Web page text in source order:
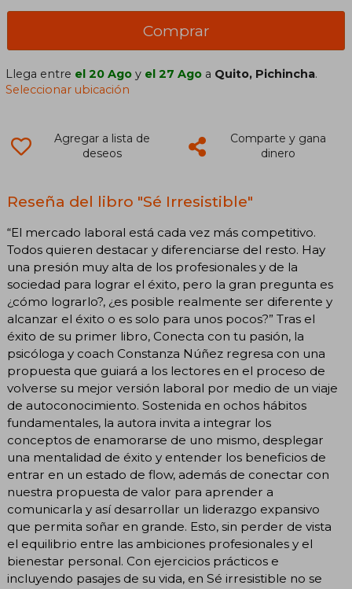
Comprar
Llega entre el 20 Ago y el 27 Ago a Quito, Pichincha.
Seleccionar ubicación
Agregar a lista de
deseos
Comparte y gana
dinero
Reseña del libro "Sé Irresistible"
“El mercado laboral está cada vez más competitivo.
Todos quieren destacar y diferenciarse del resto. Hay
una presión muy alta de los profesionales y de la
sociedad para lograr el éxito, pero la gran pregunta es
¿cómo lograrlo?, ¿es posible realmente ser diferente y
alcanzar el éxito o es solo para unos pocos?” Tras el
éxito de su primer libro, Conecta con tu pasión, la
psicóloga y coach Constanza Núñez regresa con una
propuesta que guiará a los lectores en el proceso de
volverse su mejor versión laboral por medio de un viaje
de autoconocimiento. Sostenida en ochos hábitos
fundamentales, la autora invita a integrar los
conceptos de enamorarse de uno mismo, desplegar
una mentalidad de éxito y entender los beneficios de
entrar en un estado de flow, además de conectar con
nuestra propuesta de valor para aprender a
comunicarla y así desarrollar un liderazgo expansivo
que permita soñar en grande. Esto, sin perder de vista
el equilibrio entre las ambiciones profesionales y el
bienestar personal. Con ejercicios prácticos e
incluyendo pasajes de su vida, en Sé irresistible no se